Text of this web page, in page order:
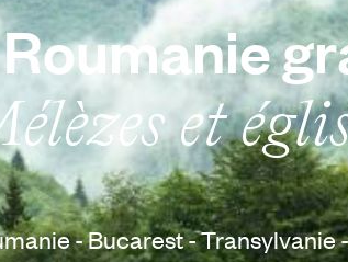
et
- Bucarest - Transylvanie